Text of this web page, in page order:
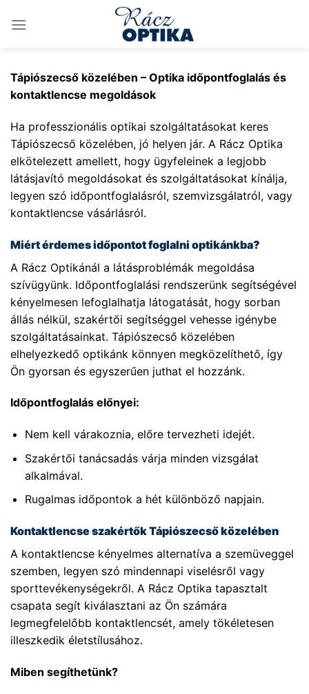
Tápiószecső közelében – Optika időpontfoglalás és
kontaktlencse megoldások
Ha professzionális optikai szolgáltatásokat keres
Tápiószecső közelében, jó helyen jár. A Rácz Optika
elkötelezett amellett, hogy ügyfeleinek a legjobb
látásjavító megoldásokat és szolgáltatásokat kínálja,
legyen szó időpontfoglalásról, szemvizsgálatról, vagy
kontaktlencse vásárlásról.
Miért érdemes időpontot foglalni optikánkba?
A Rácz Optikánál a látásproblémák megoldása
szívügyünk. Időpontfoglalási rendszerünk segítségével
kényelmesen lefoglalhatja látogatását, hogy sorban
állás nélkül, szakértői segítséggel vehesse igénybe
szolgáltatásainkat. Tápiószecső közelében
elhelyezkedő optikánk könnyen megközelíthető, így
Ön gyorsan és egyszerűen juthat el hozzánk.
Időpontfoglalás előnyei:
Nem kell várakoznia, előre tervezheti idejét.
Szakértői tanácsadás várja minden vizsgálat
alkalmával.
Rugalmas időpontok a hét különböző napjain.
Kontaktlencse szakértők Tápiószecső közelében
A kontaktlencse kényelmes alternatíva a szemüveggel
szemben, legyen szó mindennapi viselésről vagy
sporttevékenységekről. A Rácz Optika tapasztalt
csapata segít kiválasztani az Ön számára
legmegfelelőbb kontaktlencsét, amely tökéletesen
illeszkedik életstílusához.
Miben segíthetünk?